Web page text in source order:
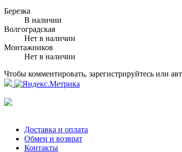
Березка
В наличии
Волгоградская
Нет в наличии
Монтажников
Нет в наличии
Чтобы комментировать, зарегистрируйтесь или
Доставка и оплата
Обмен и возврат
Контакты